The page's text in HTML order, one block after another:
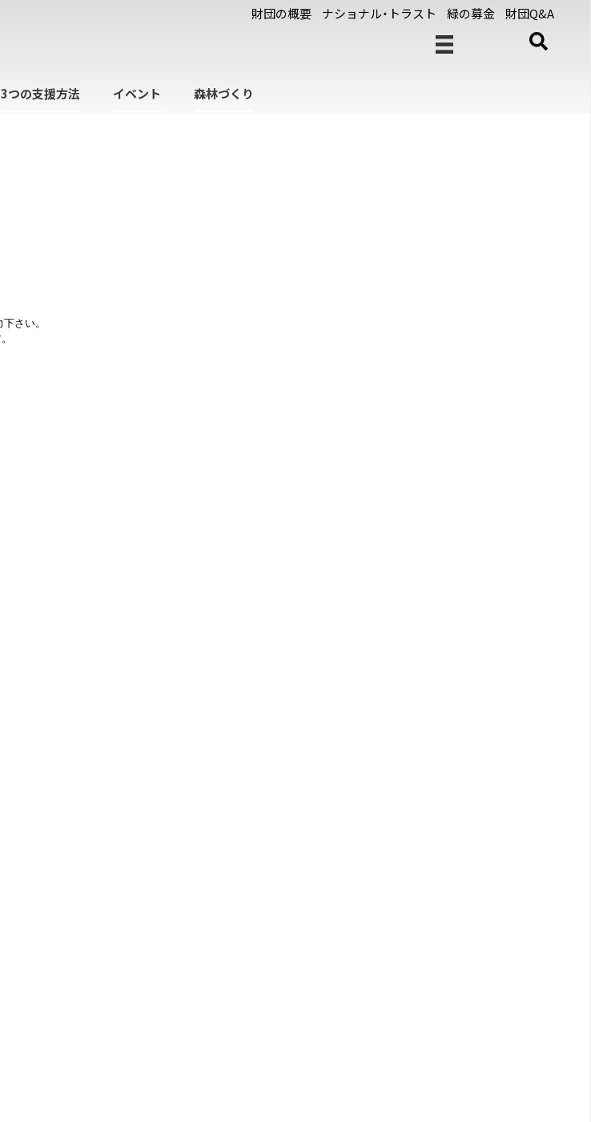
財団の概要 ナショナル・トラスト 緑の募金 財団Q&A
3つの支援方法 イベント 森林づくり